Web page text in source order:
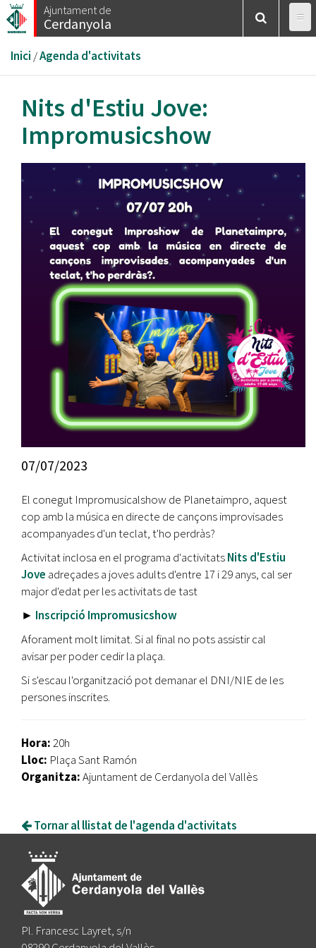
Vés
al
Ajuntament de
Cerdanyola
Esteu
aquí
Inici /Agenda d'activitats
Nits d'Estiu Jove:
Impromusicshow
07/07/2023
El conegut Impromusicalshow de Planetaimpro, aquest
cop amb la música en directe de cançons improvisades
acompanyades d'un teclat, t'ho perdràs?
Activitat inclosa en el programa d'activitatsNits d'Estiu
Jove adreçades a joves adults d'entre 17 i 29 anys, cal ser
major d'edat per les activitats de tast
► Inscripció Impromusicshow
Aforament molt limitat. Si al final no pots assistir cal
avisar per poder cedir la plaça.
Si s'escau l'organització pot demanar el DNI/NIE de les
persones inscrites.
Hora:20h
Lloc: Plaça Sant Ramón
Organitza:Ajuntament de Cerdanyola del Vallès
Tornar al llistat de l'agenda d'activitats
Pl. Francesc Layret, s/n